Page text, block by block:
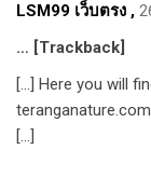
LSM99 เว็บตรง ,
… [Trackback]
[…] Here you will
[…]